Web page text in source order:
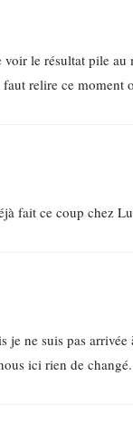
le résultat pile
relire ce moment
fait ce coup chez
je ne suis pas
ici rien de